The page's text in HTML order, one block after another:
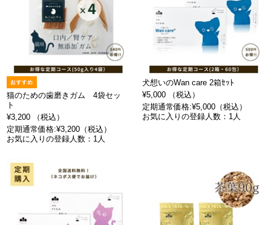
猫のための歯磨きガム 4袋セッ
ト
¥3,200 （税込）
定期通常価格:¥3,200（税込）
お気に入りの登録人数：1人
犬想いのWan care 2箱ｾｯﾄ
¥5,000 （税込）
定期通常価格:¥5,000（税込）
お気に入りの登録人数：1人